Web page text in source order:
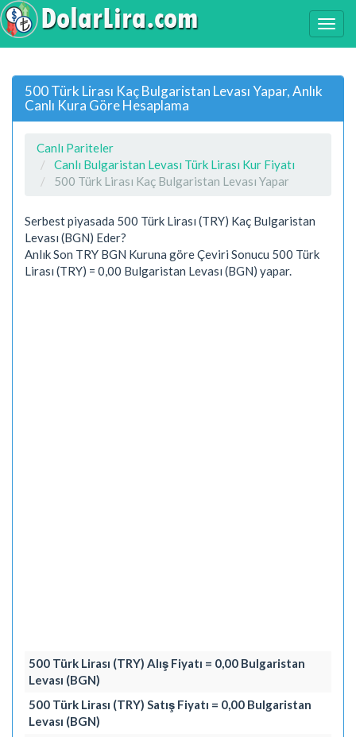
500 Türk Lirası Kaç Bulgaristan Levası Yapar, Anlık
Canlı Kura Göre Hesaplama
Canlı Pariteler
Canlı Bulgaristan Levası Türk Lirası Kur Fiyatı
500 Türk Lirası Kaç Bulgaristan Levası Yapar
Serbest piyasada 500 Türk Lirası (TRY) Kaç Bulgaristan
Levası (BGN) Eder?
Anlık Son TRY BGN Kuruna göre Çeviri Sonucu 500 Türk
Lirası (TRY) = 0,00 Bulgaristan Levası (BGN) yapar.
500 Türk Lirası (TRY) Alış Fiyatı = 0,00 Bulgaristan
Levası (BGN)
500 Türk Lirası (TRY) Satış Fiyatı = 0,00 Bulgaristan
Levası (BGN)